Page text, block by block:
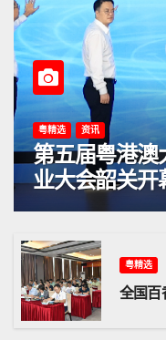
粤精选 资讯
第五届粤港澳
业大会韶关开
粤精选
全国百